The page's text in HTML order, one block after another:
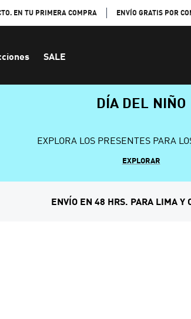
EN TU PRIMERA COMPRA ENVÍO GRATIS POR
SALE
DÍA DEL NIÑO
EXPLORA LOS PRESENTES PARA
EXPLORAR
ENVÍO EN 48 HRS. PARA LIMA Y